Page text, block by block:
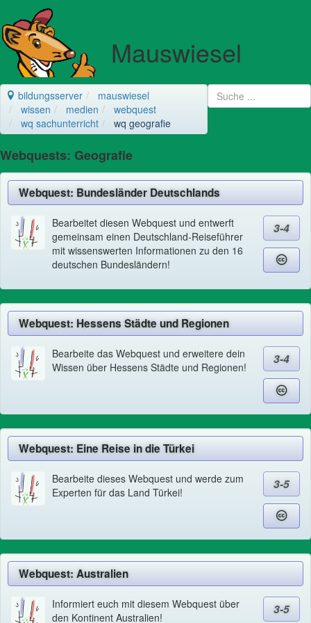
Mauswiesel
bildungsserver
mauswiesel
wissen
medien
webquest
wq sachunterricht
wq geografie
Webquests: Geografie
Webquest: Bundesländer Deutschlands
Bearbeitet diesen Webquest und entwerft
gemeinsam einen Deutschland-Reiseführer
mit wissenswerten Informationen zu den 16
deutschen Bundesländern!
3-4
Webquest: Hessens Städte und Regionen
Bearbeite das Webquest und erweitere dein
Wissen über Hessens Städte und Regionen!
3-4
Webquest: Eine Reise in die Türkei
Bearbeite dieses Webquest und werde zum
Experten für das Land Türkei!
3-5
Webquest: Australien
Informiert euch mit diesem Webquest über
den Kontinent Australien!
3-5